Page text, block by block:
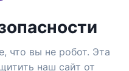
что вы не робот. Эта
наш сайт от